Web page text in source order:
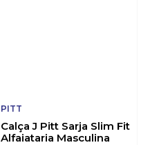
PITT
Calça J Pitt Sarja Slim Fit
Alfaiataria Masculina